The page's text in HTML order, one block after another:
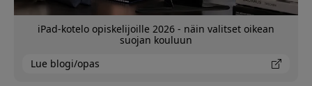
iPad-kotelo opiskelijoille 2026 - näin valitset oikean
suojan kouluun
Lue blogi/opas